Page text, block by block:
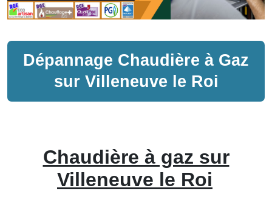
Dépannage Chaudière à Gaz
sur Villeneuve le Roi
Chaudière à gaz sur
Villeneuve le Roi